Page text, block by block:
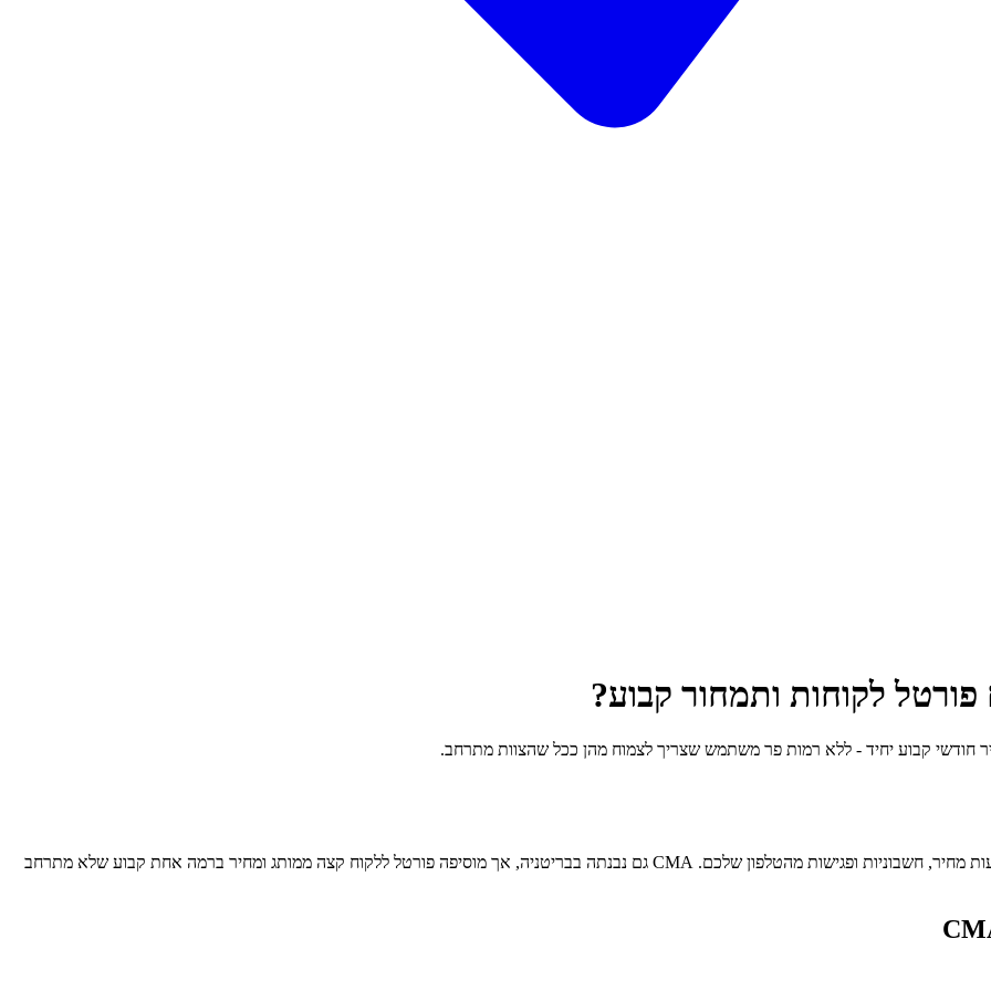
Powered Now היא אפליקציית נייד שנבנתה בבריטניה לבעלי מקצוע - הצעות מחיר, חשבוניות ופגישות מהטלפון שלכם. CMA גם נבנתה בבריטניה, אך מוסיפה פורטל ללקוח קצה ממותג ומחיר ברמה אחת קבוע שלא מתרחב